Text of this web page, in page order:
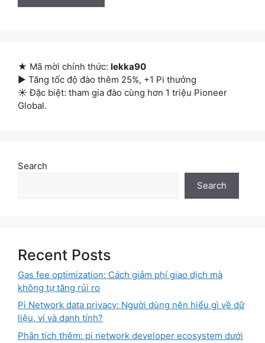
★ Mã mời chính thức: lekka90
▶ Tăng tốc độ đào thêm 25%, +1 Pi thưởng
☀ Đặc biệt: tham gia đào cùng hơn 1 triệu Pioneer
Global.
Search
Search
Recent Posts
Gas fee optimization: Cách giảm phí giao dịch mà
không tự tăng rủi ro
Pi Network data privacy: Người dùng nên hiểu gì về dữ
liệu, ví và danh tính?
Phân tích thêm: pi network developer ecosystem dưới